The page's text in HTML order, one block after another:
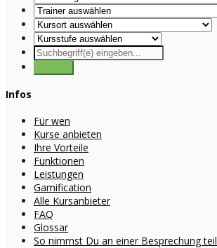
Infos
Für wen
Kurse anbieten
Ihre Vorteile
Funktionen
Leistungen
Gamification
Alle Kursanbieter
FAQ
Glossar
So nimmst Du an einer Besprechung teil